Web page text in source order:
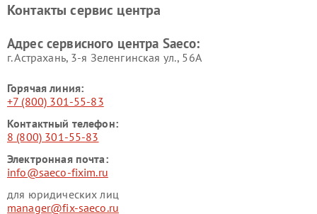
Контакты сервис центра
Адрес сервисного центра Saeco:
г. Астрахань, 3-я Зеленгинская ул., 56А
Горячая линия:
+7 (800) 301-55-83
Контактный телефон:
8 (800) 301-55-83
Электронная почта:
info@saeco-fixim.ru
для юридических лиц
manager@fix-saeco.ru